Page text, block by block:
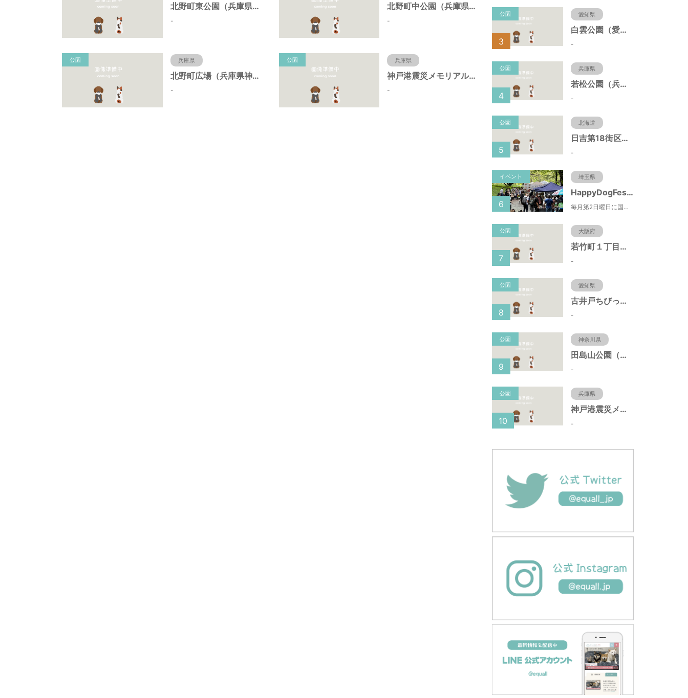
北野町東公園（兵庫県神戸市）
-
北野町中公園（兵庫県神戸市）
-
公園 兵庫県
北野町広場（兵庫県神戸市）
-
公園 兵庫県
神戸港震災メモリアルパーク（兵庫県神戸市）
-
公園 愛知県
白雲公園（愛知県名古屋市）
-
3
公園 兵庫県
若松公園（兵庫県神戸市）
-
4
公園 北海道
日吉第18街区公園（北海道函館市）
-
5
イベント 埼玉県
HappyDogFesta(ハッピードッグフェスタ)
毎月第2日曜日に国営武蔵丘陵森林公園で開催されるドッグイベント。森林公園北口からドッグランまでの園路にお買い物ブースやキッチンカーが出店するほか、わんちゃんのしつけ教室やゲーム大会などの参加型コンテンツもあります。（参加料無料）
6
公園 大阪府
若竹町１丁目第３公園（大阪府豊中市）
-
7
公園 愛知県
古井戸ちびっ子広場（愛知県大府市）
-
8
公園 神奈川県
田島山公園（神奈川県藤沢市）
-
9
公園 兵庫県
神戸港震災メモリアルパーク（兵庫県神戸市）
-
10